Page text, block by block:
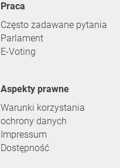
praca
Często zadawane pytania
Parlament
E-Voting
Aspekty prawne
Warunki korzystania
ochrony danych
Impressum
Dostępność